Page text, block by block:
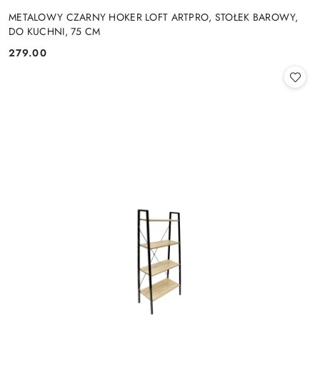
METALOWY CZARNY HOKER LOFT ARTPRO, STOŁEK BAROWY,
DO KUCHNI, 75 CM
Cena:
279.00